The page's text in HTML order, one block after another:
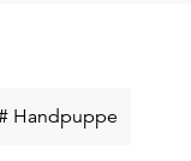
Handpuppe